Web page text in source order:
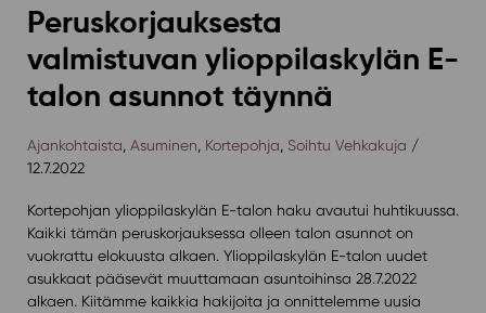
Peruskorjauksesta
valmistuvan ylioppilaskylän E-
talon asunnot täynnä
Ajankohtaista Asuminen Kortepohja Soihtu Vehkakuja /
12.7.2022
Kortepohjan ylioppilaskylän E-talon haku avautui huhtikuussa.
Kaikki tämän peruskorjauksessa olleen talon asunnot on
vuokrattu elokuusta alkaen. Ylioppilaskylän E-talon uudet
asukkaat pääsevät muuttamaan asuntoihinsa 28.7.2022
alkaen. Kiitämme kaikkia hakijoita ja onnittelemme uusia